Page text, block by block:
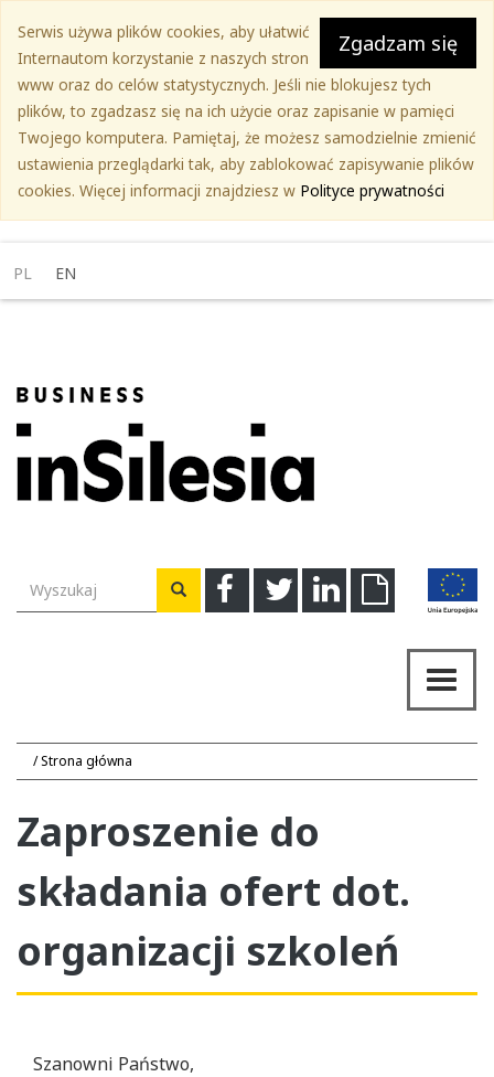
treści
głównej
Zgadzam się
Serwis używa plików cookies, aby ułatwić
Internautom korzystanie z naszych stron
www oraz do celów statystycznych. Jeśli nie blokujesz tych
plików, to zgadzasz się na ich użycie oraz zapisanie w pamięci
Twojego komputera. Pamiętaj, że możesz samodzielnie zmienić
ustawienia przeglądarki tak, aby zablokować zapisywanie plików
cookies. Więcej informacji znajdziesz w Polityce prywatności
PL EN
FacebookTwitterLinkedinDownload
Wyszukiwarka Wyszukaj
Strona główna
Zaproszenie do
składania ofert dot.
organizacji szkoleń
Szanowni Państwo,